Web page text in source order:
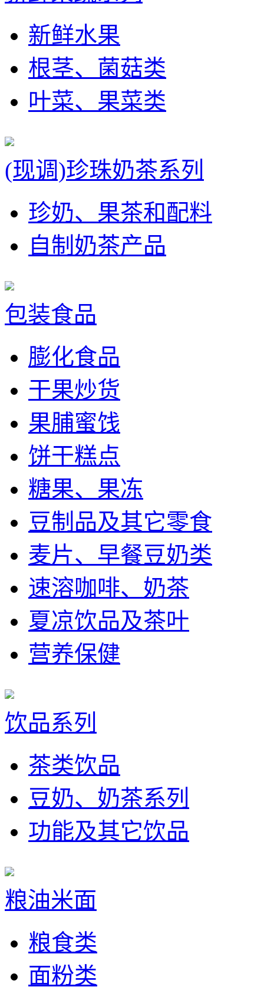
新鲜水果
根茎、菌菇类
叶菜、果菜类
(现调)珍珠奶茶系列
珍奶、果茶和配料
自制奶茶产品
包装食品
膨化食品
干果炒货
果脯蜜饯
饼干糕点
糖果、果冻
豆制品及其它零食
麦片、早餐豆奶类
速溶咖啡、奶茶
夏凉饮品及茶叶
营养保健
饮品系列
茶类饮品
豆奶、奶茶系列
功能及其它饮品
粮油米面
粮食类
面粉类